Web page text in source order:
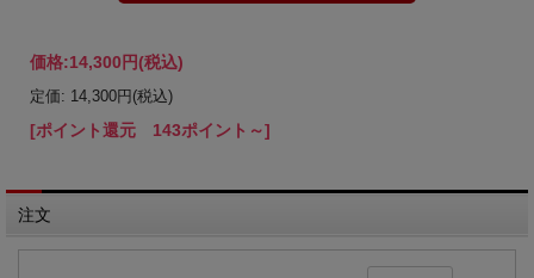
価格:14,300円(税込)
定価: 14,300円(税込)
[ポイント還元 143ポイント～]
注文